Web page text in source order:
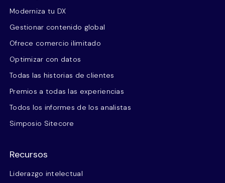
Moderniza tu DX
Gestionar contenido global
Ofrece comercio ilimitado
Optimizar con datos
Todas las historias de clientes
Premios a todas las experiencias
Todos los informes de los analistas
Simposio Sitecore
Recursos
Liderazgo intelectual